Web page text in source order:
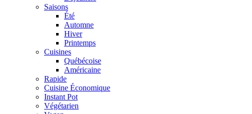
Saisons
Été
Automne
Hiver
Printemps
Cuisines
Québécoise
Américaine
Rapide
Cuisine Économique
Instant Pot
Végétarien